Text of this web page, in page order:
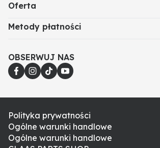
Oferta
Metody płatności
OBSERWUJ NAS
Polityka prywatności
Ogólne warunki handlowe
Ogólne warunki handlowe